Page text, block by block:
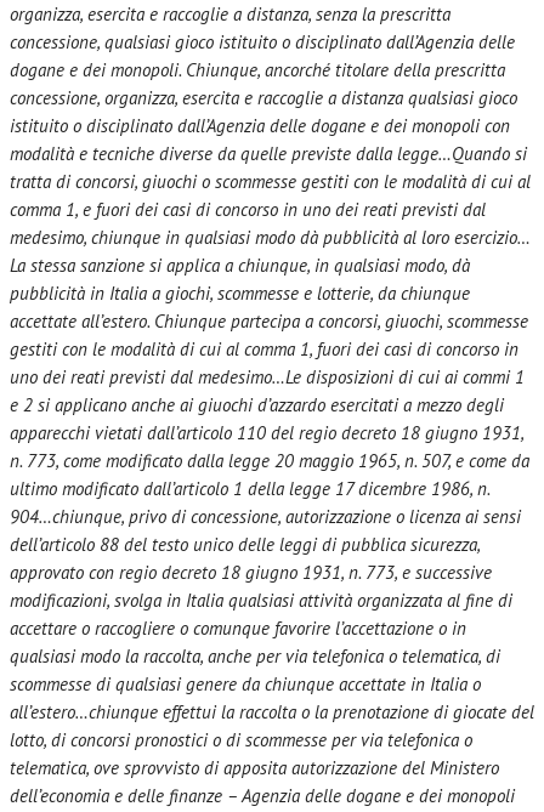
organizza, esercita e raccoglie a distanza, senza la prescritta
concessione, qualsiasi gioco istituito o disciplinato dall’Agenzia delle
dogane e dei monopoli. Chiunque, ancorché titolare della prescritta
concessione, organizza, esercita e raccoglie a distanza qualsiasi gioco
istituito o disciplinato dall’Agenzia delle dogane e dei monopoli con
modalità e tecniche diverse da quelle previste dalla legge…Quando si
tratta di concorsi, giuochi o scommesse gestiti con le modalità di cui al
comma 1, e fuori dei casi di concorso in uno dei reati previsti dal
medesimo, chiunque in qualsiasi modo dà pubblicità al loro esercizio…
La stessa sanzione si applica a chiunque, in qualsiasi modo, dà
pubblicità in Italia a giochi, scommesse e lotterie, da chiunque
accettate all’estero. Chiunque partecipa a concorsi, giuochi, scommesse
gestiti con le modalità di cui al comma 1, fuori dei casi di concorso in
uno dei reati previsti dal medesimo…Le disposizioni di cui ai commi 1
e 2 si applicano anche ai giuochi d’azzardo esercitati a mezzo degli
apparecchi vietati dall’articolo 110 del regio decreto 18 giugno 1931,
n. 773, come modificato dalla legge 20 maggio 1965, n. 507, e come da
ultimo modificato dall’articolo 1 della legge 17 dicembre 1986, n.
904…chiunque, privo di concessione, autorizzazione o licenza ai sensi
dell’articolo 88 del testo unico delle leggi di pubblica sicurezza,
approvato con regio decreto 18 giugno 1931, n. 773, e successive
modificazioni, svolga in Italia qualsiasi attività organizzata al fine di
accettare o raccogliere o comunque favorire l’accettazione o in
qualsiasi modo la raccolta, anche per via telefonica o telematica, di
scommesse di qualsiasi genere da chiunque accettate in Italia o
all’estero…chiunque effettui la raccolta o la prenotazione di giocate del
lotto, di concorsi pronostici o di scommesse per via telefonica o
telematica, ove sprovvisto di apposita autorizzazione del Ministero
dell’economia e delle finanze – Agenzia delle dogane e dei monopoli